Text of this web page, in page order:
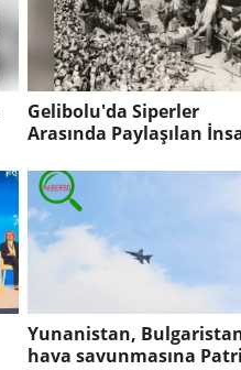
Gelibolu'da Siperler
Arasında Paylaşılan
Yunanistan,
hava savunmasına